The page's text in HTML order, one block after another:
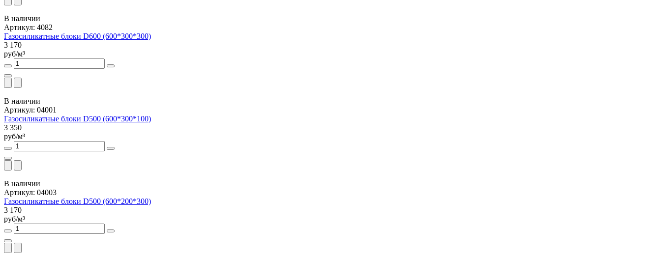
В наличии
Артикул: 4082
Газосиликатные блоки D600 (600*300*300)
3 170
руб/м³
В наличии
Артикул: 04001
Газосиликатные блоки D500 (600*300*100)
3 350
руб/м³
В наличии
Артикул: 04003
Газосиликатные блоки D500 (600*200*300)
3 170
руб/м³